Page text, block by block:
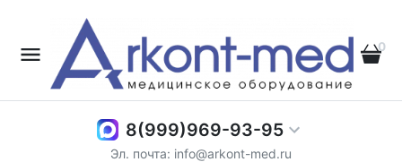
0
8(999)969-93-95
Эл. почта: info@arkont-med.ru